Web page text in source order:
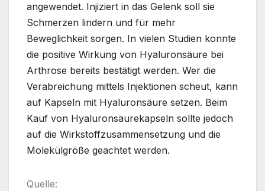
angewendet. Injiziert in das Gelenk soll sie
Schmerzen lindern und für mehr
Beweglichkeit sorgen. In vielen Studien konnte
die positive Wirkung von Hyaluronsäure bei
Arthrose bereits bestätigt werden. Wer die
Verabreichung mittels Injektionen scheut, kann
auf Kapseln mit Hyaluronsäure setzen. Beim
Kauf von Hyaluronsäurekapseln sollte jedoch
auf die Wirkstoffzusammensetzung und die
Molekülgröße geachtet werden.
Quelle: